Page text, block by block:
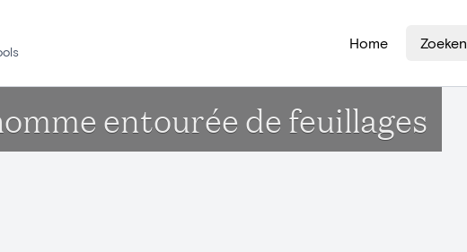
Home Zoeken
entourée de feuillages